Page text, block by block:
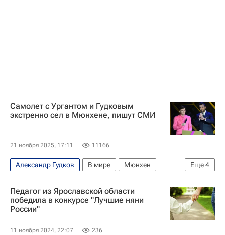
Самолет с Ургантом и Гудковым
экстренно сел в Мюнхене, пишут СМИ
21 ноября 2025, 17:11 11166
Еще4
Александр Гудков В мире
Мюнхен
Белград (город)
Лондон
Иван Ургант
Airbus A319
Педагог из Ярославской области
победила в конкурсе "Лучшие няни
России"
11 ноября 2024, 22:07 236